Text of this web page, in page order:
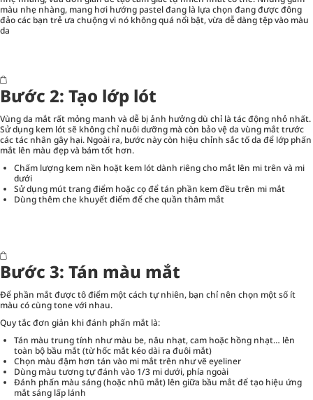
màu nhẹ nhàng, mang hơi hướng pastel đang là lựa chọn đang được đông
đảo các bạn trẻ ưa chuộng vì nó không quá nổi bật, vừa dễ dàng tệp vào màu
da
Bước 2: Tạo lớp lót
Vùng da mắt rất mỏng manh và dễ bị ảnh hưởng dù chỉ là tác động nhỏ nhất.
Sử dụng kem lót sẽ không chỉ nuôi dưỡng mà còn bảo vệ da vùng mắt trước
các tác nhân gây hại. Ngoài ra, bước này còn hiệu chỉnh sắc tố da để lớp phấn
mắt lên màu đẹp và bám tốt hơn.
Chấm lượng kem nền hoặt kem lót dành riêng cho mắt lên mi trên và mi
dưới
Sử dụng mút trang điểm hoặc cọ để tán phần kem đều trên mi mắt
Dùng thêm che khuyết điểm để che quần thâm mắt
Bước 3: Tán màu mắt
Để phần mắt được tô điểm một cách tự nhiên, bạn chỉ nên chọn một số ít
màu có cùng tone với nhau.
Quy tắc đơn giản khi đánh phấn mắt là:
Tán màu trung tính như màu be, nâu nhạt, cam hoặc hồng nhạt… lên
toàn bộ bầu mắt (từ hốc mắt kéo dài ra đuôi mắt)
Chọn màu đậm hơn tán vào mi mắt trên như vẽ eyeliner
Dùng màu tương tự đánh vào 1/3 mi dưới, phía ngoài
Đánh phấn màu sáng (hoặc nhũ mắt) lên giữa bầu mắt để tạo hiệu ứng
mắt sáng lấp lánh